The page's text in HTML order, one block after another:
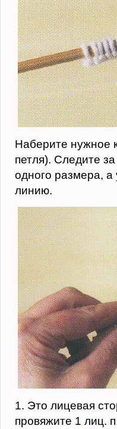
Наберите нужное
петля). Следите
одного размера,
линию.
1. Это лицевая
провяжите 1 лиц.